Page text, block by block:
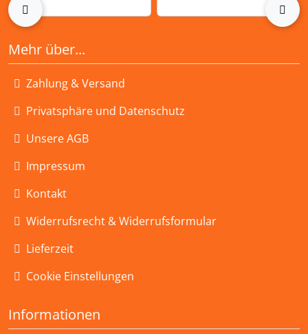
vor
Mehr über...
Zahlung & Versand
Privatsphäre und Datenschutz
Unsere AGB
Impressum
Kontakt
Widerrufsrecht & Widerrufsformular
Lieferzeit
Cookie Einstellungen
Informationen